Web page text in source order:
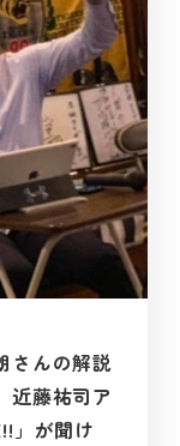
さんの解説
近藤祐司ア
」が聞け